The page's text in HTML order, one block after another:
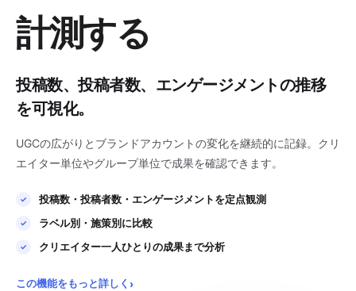
計測する
投稿数、投稿者数、エンゲージメントの推移
を可視化。
UGCの広がりとブランドアカウントの変化を継続的に記録。クリ
エイター単位やグループ単位で成果を確認できます。
投稿数・投稿者数・エンゲージメントを定点観測
ラベル別・施策別に比較
クリエイター一人ひとりの成果まで分析
この機能をもっと詳しく ›